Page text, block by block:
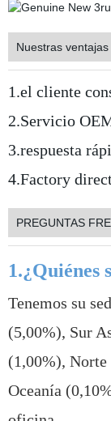
Nuestras ventajas
1.el cliente
2.Servicio
3.respuesta
4.Factory
PREGUNTAS
1.¿Quiénes
Tenemos su
(5,00%), Sur
(1,00%),
Oceanía